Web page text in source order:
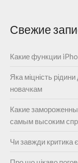
Свежие
Какие функции
Яка міцність
новачкам
Какие
самым высоким
Чи завжди критика